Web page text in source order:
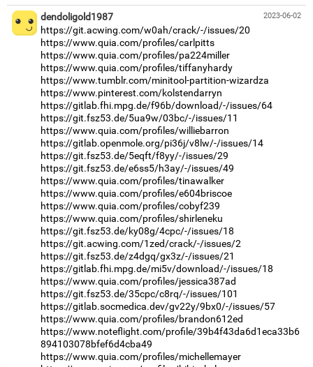
2023-06-02
dendoligold1987
https://git.acwing.com/w0ah/crack/-/issues/20
https://www.quia.com/profiles/carlpitts
https://www.quia.com/profiles/pa224miller
https://www.quia.com/profiles/tiffanyhardy
https://www.tumblr.com/minitool-partition-wizardza
https://www.pinterest.com/kolstendarryn
https://gitlab.fhi.mpg.de/f96b/download/-/issues/64
https://git.fsz53.de/5ua9w/03bc/-/issues/11
https://www.quia.com/profiles/williebarron
https://gitlab.openmole.org/pi36j/v8lw/-/issues/14
https://git.fsz53.de/5eqft/f8yy/-/issues/29
https://git.fsz53.de/e6ss5/h3ay/-/issues/49
https://www.quia.com/profiles/tinawalker
https://www.quia.com/profiles/e604briscoe
https://www.quia.com/profiles/cobyf239
https://www.quia.com/profiles/shirleneku
https://git.fsz53.de/ky08g/4cpc/-/issues/18
https://git.acwing.com/1zed/crack/-/issues/2
https://git.fsz53.de/z4dgq/gx3z/-/issues/21
https://gitlab.fhi.mpg.de/mi5v/download/-/issues/18
https://www.quia.com/profiles/jessica387ad
https://git.fsz53.de/35cpc/c8rq/-/issues/101
https://gitlab.socmedica.dev/gv22y/9bx0/-/issues/57
https://www.quia.com/profiles/brandon612ed
https://www.noteflight.com/profile/39b4f43da6d1eca33b6
894103078bfef6d4cba49
https://www.quia.com/profiles/michellemayer